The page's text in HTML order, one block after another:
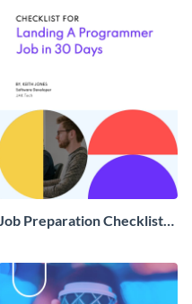
Job Preparation Checklist